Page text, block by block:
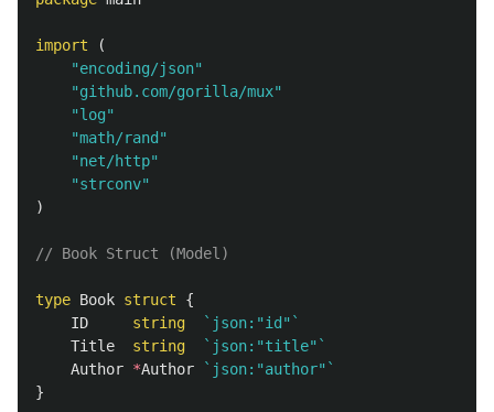
import
(
"encoding/json"
"github.com/gorilla/mux"
"log"
"math/rand"
"net/http"
"strconv"
)
// Book Struct (Model)
type Book struct
{
ID
string
`json:"id"`
Title
string
`json:"title"`
Author *Author
`json:"author"`
}